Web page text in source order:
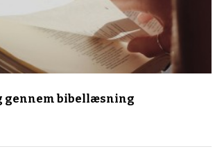
gennem bibellæsning